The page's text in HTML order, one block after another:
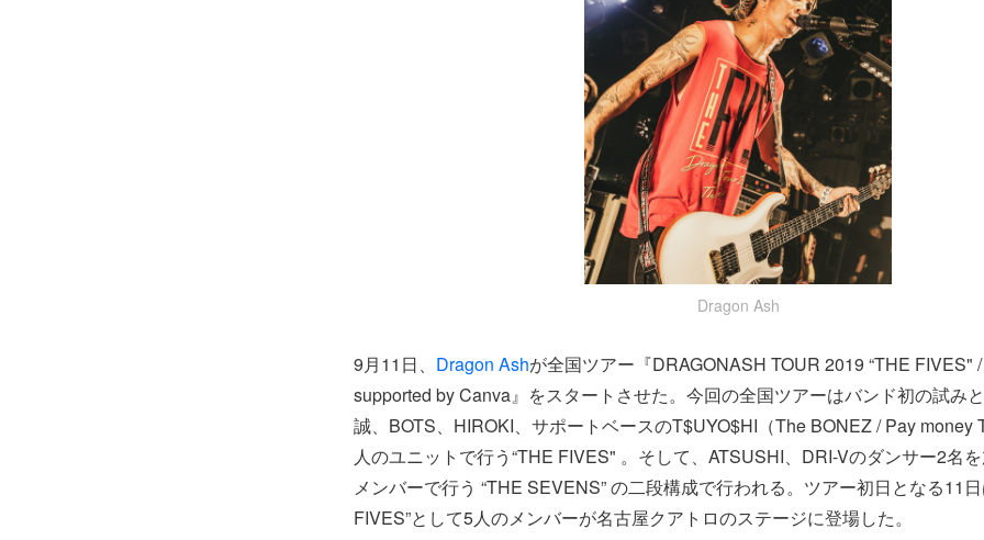
Dragon Ash
9月11日、 Dragon Ashが全国ツアー『DRAGONASH TOUR 2019 “THE FIVES"
supported by Canva』をスタートさせた。今回の全国ツアーはバンド初の試み
誠、BOTS、HIROKI、サポートベースのT$UYO$HI（The BONEZ / Pay money
人のユニットで行う“THE FIVES" 。そして、ATSUSHI、DRI-Vのダンサー2名
メンバーで行う “THE SEVENS” の二段構成で行われる。ツアー初日となる11
FIVES”として5人のメンバーが名古屋クアトロのステージに登場した。